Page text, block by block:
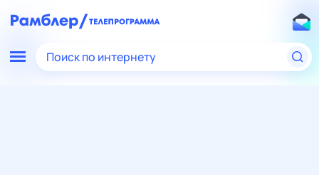
Поиск по интернету